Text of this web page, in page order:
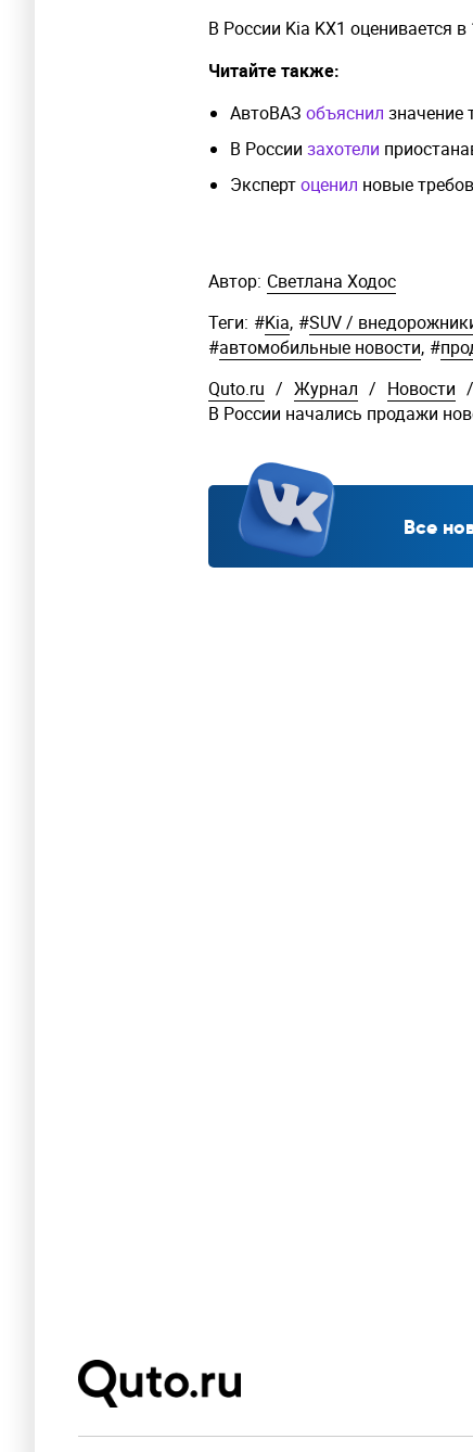
В России Kia KX1 оценивается
Читайте также:
АвтоВАЗ объяснил значение
В России захотели
Экспертоценил новые
Автор: Светлана Ходос
Теги: #Kia, #SUV /
#автомобильные новости, #
Quto.ru / Журнал / Новости /
В России начались продажи
Все